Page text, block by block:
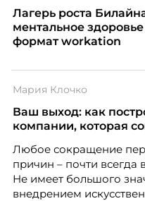
Лагерь роста
ментальное
формат workation
Мария Клочко
Ваш выход: как
компании, которая
Любое сокращение
причин – почти всегда
Не имеет большого
внедрением